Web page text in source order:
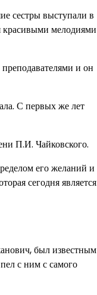
сестры выступали в
красивыми мелодиями
и он
С первых же лет
П.И. Чайковского.
его желаний и
сегодня является
был известным
с ним с самого